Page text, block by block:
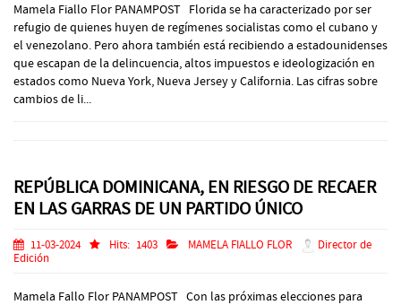
Mamela Fiallo Flor PANAMPOST Florida se ha caracterizado por ser
refugio de quienes huyen de regímenes socialistas como el cubano y
el venezolano. Pero ahora también está recibiendo a estadounidenses
que escapan de la delincuencia, altos impuestos e ideologización en
estados como Nueva York, Nueva Jersey y California. Las cifras sobre
cambios de li...
REPÚBLICA DOMINICANA, EN RIESGO DE RECAER
EN LAS GARRAS DE UN PARTIDO ÚNICO
11-03-2024 Hits: 1403 MAMELA FIALLO FLOR
Director de
Edición
Mamela Fallo Flor PANAMPOST Con las próximas elecciones para